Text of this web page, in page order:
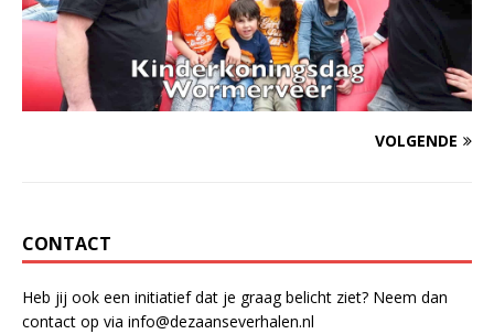
VOLGENDE
CONTACT
Heb jij ook een initiatief dat je graag belicht ziet? Neem dan
contact op via info@dezaanseverhalen.nl